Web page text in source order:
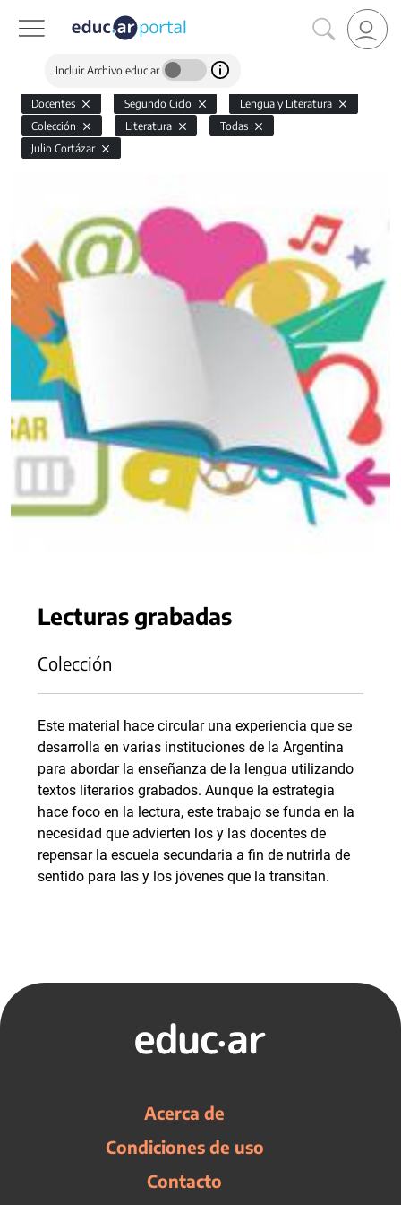
Incluir Archivo educ.ar
Docentes Segundo Ciclo
Lengua y Literatura
Colección
Literatura
Todas
Julio Cortázar
Lecturas grabadas
Colección
Este material hace circular una experiencia que se
desarrolla en varias instituciones de la Argentina
para abordar la enseñanza de la lengua utilizando
textos literarios grabados. Aunque la estrategia
hace foco en la lectura, este trabajo se funda en la
necesidad que advierten los y las docentes de
repensar la escuela secundaria a fin de nutrirla de
sentido para las y los jóvenes que la transitan.
Acerca de
Condiciones de uso
Contacto